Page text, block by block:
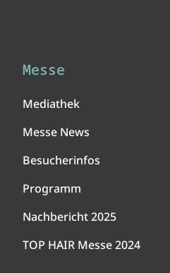
Messe
Mediathek
Messe News
Besucherinfos
Programm
Nachbericht 2025
TOP HAIR Messe 2024